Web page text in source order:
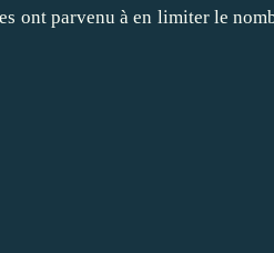
ont parvenu à en limiter le